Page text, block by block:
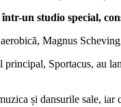
într-un studio special,
Magnus
principal, Sportacus, au
și dansurile sale,